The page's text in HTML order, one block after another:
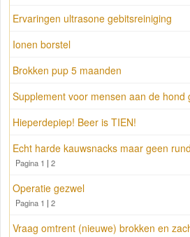
Ervaringen ultrasone gebitsreiniging
Ionen borstel
Brokken pup 5 maanden
Supplement voor mensen aan de hond
Hieperdepiep! Beer is TIEN!
Echt harde kauwsnacks maar geen rund
Pagina 1 | 2
Operatie gezwel
Pagina 1 | 2
Vraag omtrent (nieuwe) brokken en